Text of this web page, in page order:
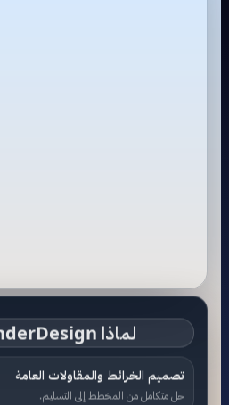
لماذا RinderDesign؟
تصميم الخرائط والمقاولات العامة
حل متكامل من المخطط إلى التسليم.